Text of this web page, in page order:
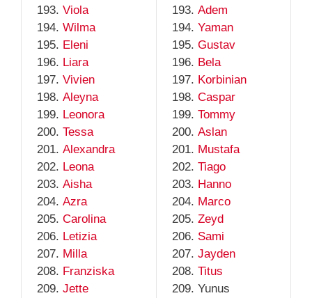
Viola
Wilma
Eleni
Liara
Vivien
Aleyna
Leonora
Tessa
Alexandra
Leona
Aisha
Azra
Carolina
Letizia
Milla
Franziska
Jette
Adem
Yaman
Gustav
Bela
Korbinian
Caspar
Tommy
Aslan
Mustafa
Tiago
Hanno
Marco
Zeyd
Sami
Jayden
Titus
Yunus